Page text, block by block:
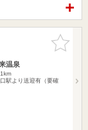
お気に入
りに追加
温泉
駅より送迎有（要確